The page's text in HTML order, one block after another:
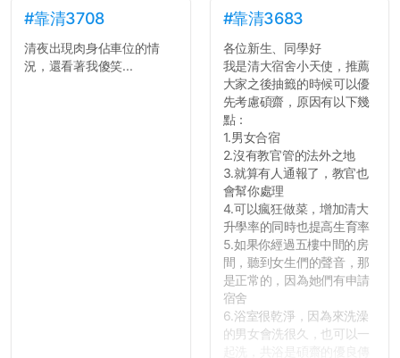
#靠清3708
清夜出現肉身佔車位的情
況，還看著我傻笑...
#靠清3683
各位新生、同學好
我是清大宿舍小天使，推薦
大家之後抽籤的時候可以優
先考慮碩齋，原因有以下幾
點：
1.男女合宿
2.沒有教官管的法外之地
3.就算有人通報了，教官也
會幫你處理
4.可以瘋狂做菜，增加清大
升學率的同時也提高生育率
5.如果你經過五樓中間的房
間，聽到女生們的聲音，那
是正常的，因為她們有申請
宿舍
6.浴室很乾淨，因為來洗澡
的男女會洗很久，也可以一